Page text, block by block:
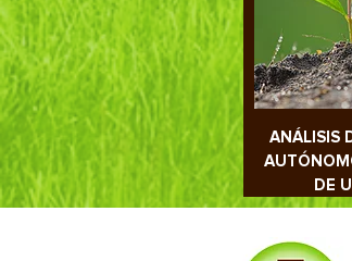
ANÁLISIS
DE